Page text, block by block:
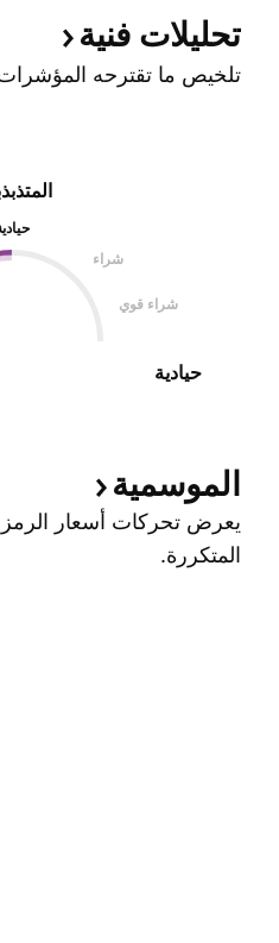
تحليلات فنية
تلخيص ما تقترحه
شراء
شراء قوي
حيادية
الموسمية
يعرض تحركات أسعار الرمز
المتكررة.